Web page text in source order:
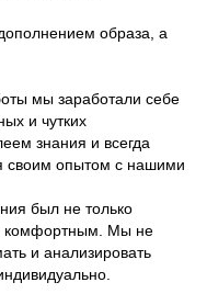
образа, а
мы заработали себе
и чутких
знания и всегда
своим опытом с нашими
был не только
комфортным. Мы не
и анализировать